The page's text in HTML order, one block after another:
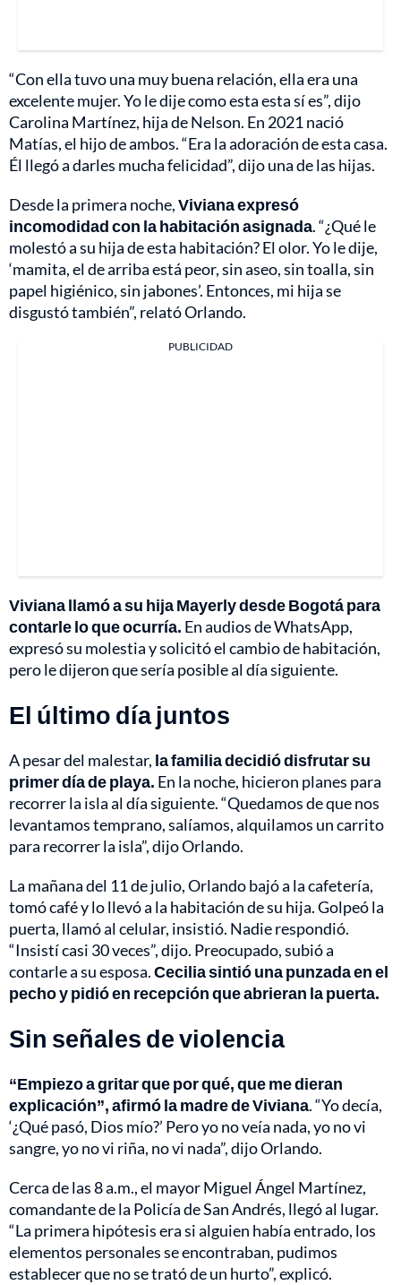
“Con ella tuvo una muy buena relación, ella era una
excelente mujer. Yo le dije como esta esta sí es”, dijo
Carolina Martínez, hija de Nelson. En 2021 nació
Matías, el hijo de ambos. “Era la adoración de esta casa.
Él llegó a darles mucha felicidad”, dijo una de las hijas.
Desde la primera noche,Viviana expresó
incomodidad con la habitación asignada. “¿Qué le
molestó a su hija de esta habitación? El olor. Yo le dije,
‘mamita, el de arriba está peor, sin aseo, sin toalla, sin
papel higiénico, sin jabones’. Entonces, mi hija se
disgustó también”, relató Orlando.
PUBLICIDAD
Viviana llamó a su hija Mayerly desde Bogotá para
contarle lo que ocurría. En audios de WhatsApp,
expresó su molestia y solicitó el cambio de habitación,
pero le dijeron que sería posible al día siguiente.
El último día juntos
A pesar del malestar, la familia decidió disfrutar su
primer día de playa. En la noche, hicieron planes para
recorrer la isla al día siguiente. “Quedamos de que nos
levantamos temprano, salíamos, alquilamos un carrito
para recorrer la isla”, dijo Orlando.
La mañana del 11 de julio, Orlando bajó a la cafetería,
tomó café y lo llevó a la habitación de su hija. Golpeó la
puerta, llamó al celular, insistió. Nadie respondió.
“Insistí casi 30 veces”, dijo. Preocupado, subió a
contarle a su esposa.Cecilia sintió una punzada en el
pecho y pidió en recepción que abrieran la puerta.
Sin señales de violencia
“Empiezo a gritar que por qué, que me dieran
explicación”, afirmó la madre de Viviana. “Yo decía,
‘¿Qué pasó, Dios mío?’ Pero yo no veía nada, yo no vi
sangre, yo no vi riña, no vi nada”, dijo Orlando.
Cerca de las 8 a.m., el mayor Miguel Ángel Martínez,
comandante de la Policía de San Andrés, llegó al lugar.
“La primera hipótesis era si alguien había entrado, los
elementos personales se encontraban, pudimos
establecer que no se trató de un hurto”, explicó.